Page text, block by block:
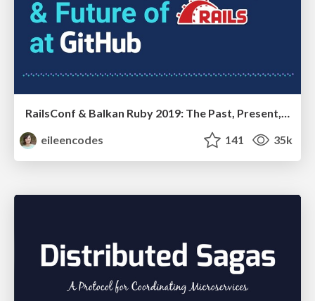
RailsConf & Balkan Ruby 2019: The Past, Present, and Future of Rails at GitHub
eileencodes
141 35k